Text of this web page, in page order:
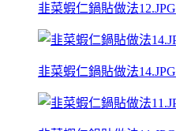
韭菜蝦仁鍋貼做法12.JPG
韭菜蝦仁鍋貼做法14.JPG